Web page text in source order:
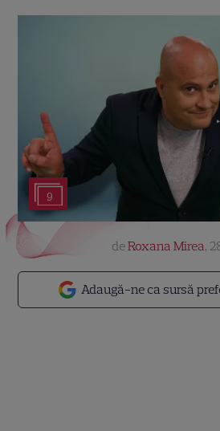
9
Adaugă-ne ca sursă
deRoxana Mirea,